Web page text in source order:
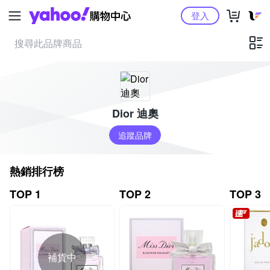
Yahoo購物中心登入
Dior 迪奧
追蹤品牌
熱銷排行榜
TOP 1
補貨中
TOP 2 TOP 3